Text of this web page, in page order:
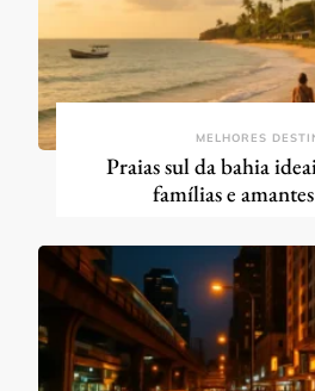
MELHORES
Praias sul da bahia
famílias e